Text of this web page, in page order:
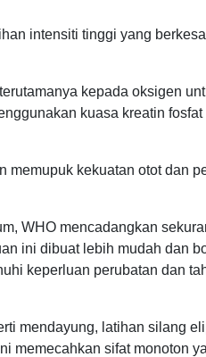
intensiti tinggi yang
kepada oksigen
kuasa kreatin fosfat
memupuk kekuatan otot dan
WHO mencadangkan
ini dibuat lebih mudah dan
keperluan perubatan dan
mendayung, latihan silang
memecahkan sifat monoton